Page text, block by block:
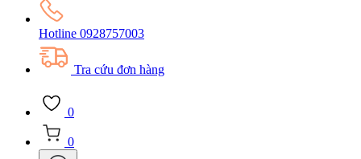
Hotline 0928757003
Tra cứu đơn hàng
0
0